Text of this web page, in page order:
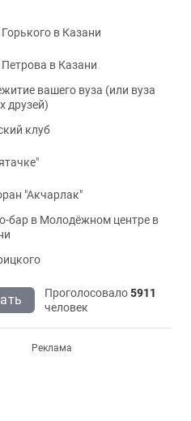
в Казани
в Казани
вашего вуза (или вуза
друзей)
клуб
"Акчарлак"
бар в Молодёжном центре в
Проголосовало5911
человек
Реклама